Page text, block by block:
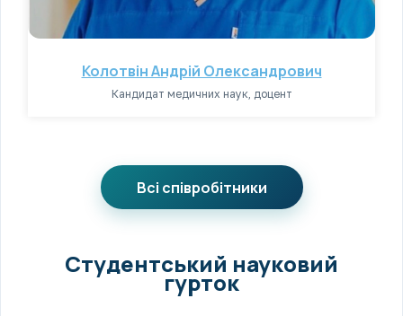
Колотвін Андрій Олександрович
Кандидат медичних наук, доцент
Всі співробітники
Студентський науковий
гурток